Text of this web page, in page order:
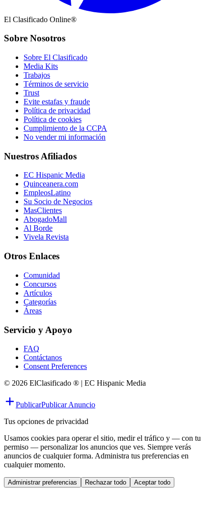
El Clasificado Online®
Sobre Nosotros
Sobre El Clasificado
Media Kits
Trabajos
Términos de servicio
Trust
Evite estafas y fraude
Política de privacidad
Política de cookies
Cumplimiento de la CCPA
No vender mi información
Nuestros Afiliados
EC Hispanic Media
Quinceanera.com
EmpleosLatino
Su Socio de Negocios
MasClientes
AbogadoMall
Al Borde
Vivela Revista
Otros Enlaces
Comunidad
Concursos
Artículos
Categorías
Áreas
Servicio y Apoyo
FAQ
Contáctanos
Consent Preferences
© 2026 ElClasificado ® | EC Hispanic Media
PublicarPublicar Anuncio
Tus opciones de privacidad
Usamos cookies para operar el sitio, medir el tráfico y — con tu
permiso — personalizar los anuncios que ves. Siempre verás
anuncios de cualquier forma. Administra tus preferencias en
cualquier momento.
Administrar preferencias Rechazar todo Aceptar todo